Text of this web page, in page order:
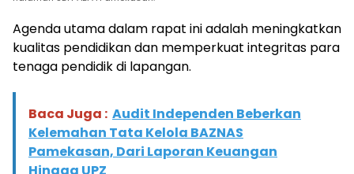
Agenda utama dalam rapat ini adalah meningkatkan
kualitas pendidikan dan memperkuat integritas para
tenaga pendidik di lapangan.
Baca Juga : Audit Independen Beberkan
Kelemahan Tata Kelola BAZNAS
Pamekasan, Dari Laporan Keuangan